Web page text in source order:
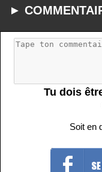
►
Tu dois
Soit en